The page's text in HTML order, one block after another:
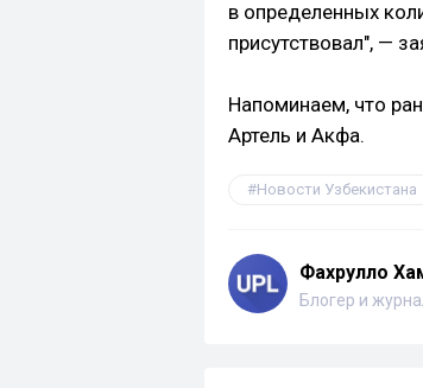
в определенных
присутствовал", —
Напоминаем, что
Артель и Акфа.
Новости Узбекистана
Фахрулло
Блогер и